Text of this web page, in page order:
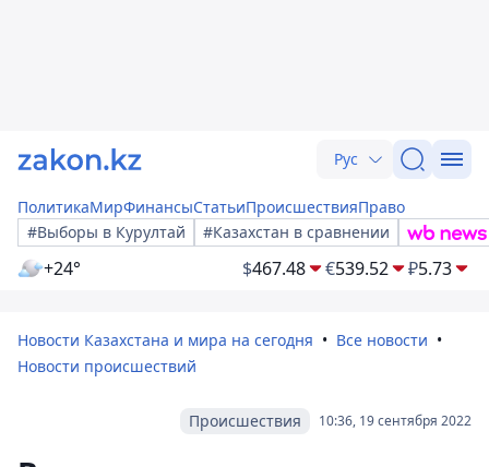
Рус
ПолитикаМирФинансыСтатьиПроисшествияПраво
#Выборы в Курултай
#Казахстан в сравнении
+24° $467.48 €539.52 ₽5.73
Новости Казахстана и мира на сегодня
Все новости
Новости происшествий
10:36, 19 сентября 2022
Происшествия